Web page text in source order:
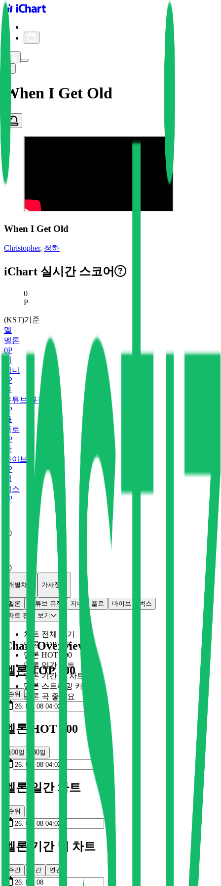
iChart logo
When I Get Old
When I Get Old
Christopher, 청하
iChart 실시간 스코어
현재 스코어
0
P
(KST)기준
멜
멜론
0P
지니
P
유
유튜브 뮤직
P
플
플로
P
바
바이브
P
벅
벅스
P
0
0
개별차트 가사정보
멜론 유튜브 뮤직 지니 플로 바이브
벅스
차트 전체 보기
차트 전체 보기
멜론 TOP 100
멜론 HOT 100
멜론 일간 차트
멜론 기간 별 차트
멜론 스트리밍 카드
멜론 곡 좋아요
Chart Overview
멜론 TOP 100
순위
멜론 HOT 100
100일 30일
멜론 일간 차트
순위
멜론 기간 별 차트
주간 월간 연간